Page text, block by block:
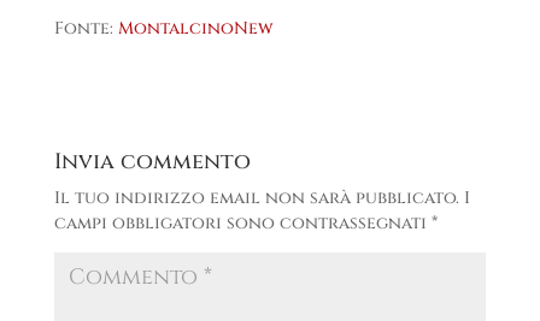
Fonte: MontalcinoNew
Invia commento
Il tuo indirizzo email non sarà pubblicato. I
campi obbligatori sono contrassegnati *